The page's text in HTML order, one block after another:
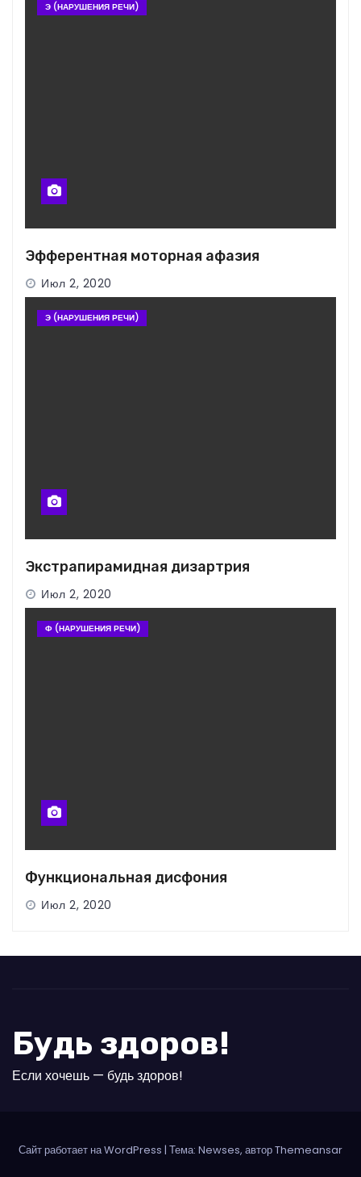
Э (НАРУШЕНИЯ РЕЧИ)
Эфферентная моторная афазия
Июл 2, 2020
Э (НАРУШЕНИЯ РЕЧИ)
Экстрапирамидная дизартрия
Июл 2, 2020
Ф (НАРУШЕНИЯ РЕЧИ)
Функциональная дисфония
Июл 2, 2020
Будь здоров!
Если хочешь — будь здоров!
Сайт работает на WordPress | Тема: Newses, автор Themeansar